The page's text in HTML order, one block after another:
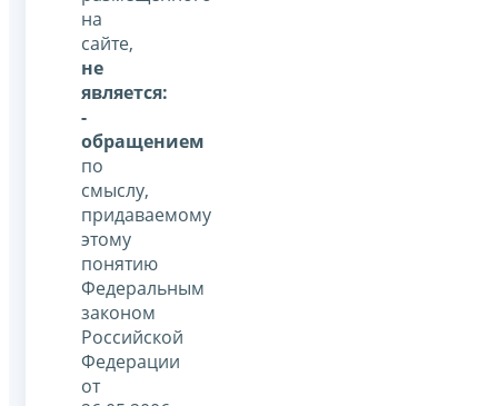
на
сайте,
не
является:
-
обращением
по
смыслу,
придаваемому
этому
понятию
Федеральным
законом
Российской
Федерации
от